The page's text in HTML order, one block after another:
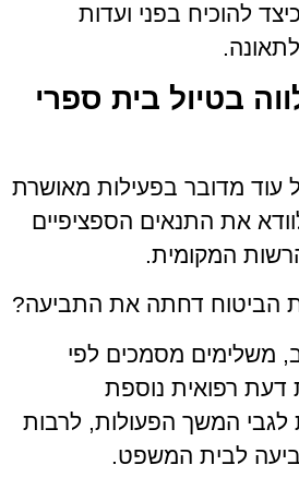
להוכיח בפני ועדות
בטיול בית ספרי
עוד מדובר בפעילות מאושרת
את התנאים הספציפיים
המקומית.
הביטוח דחתה את התביעה?
משלימים מסמכים לפי
דעת רפואית נוספת
לגבי המשך הפעולות, לרבות
לבית המשפט.